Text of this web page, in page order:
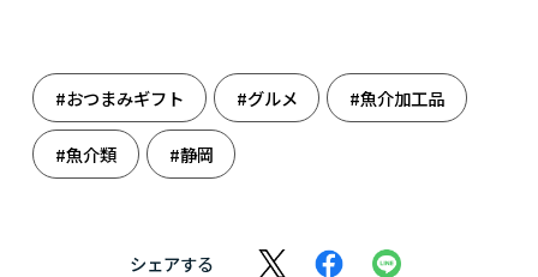
#おつまみギフト #グルメ #魚介加工品
#魚介類 #静岡
シェアする